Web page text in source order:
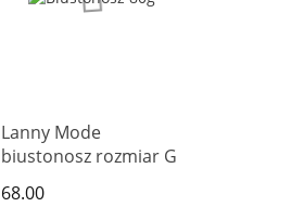
Lanny Mode
biustonosz rozmiar G
68.00